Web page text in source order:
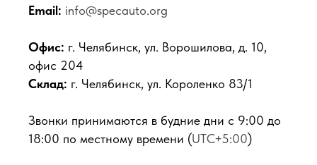
Email: info@specauto.org
Офис: г. Челябинск, ул. Ворошилова, д. 10,
офис 204
Склад: г. Челябинск, ул. Короленко 83/1
Звонки принимаются в будние дни с 9:00 до
18:00 по местному времени (UTC+5:00)